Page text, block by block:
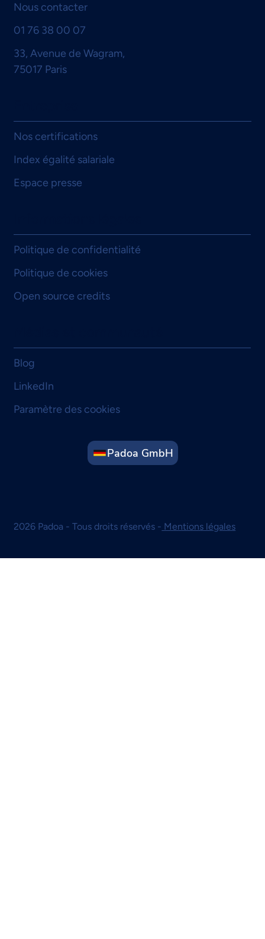
Fiches d’Entreprise sur le terrain :
comment l’Ast74 structure ses pratiques
Nous contacter
01 76 38 00 07
33, Avenue de Wagram,
75017 Paris
Nos certifications
Index égalité salariale
Espace presse
Politique de confidentialité
Politique de cookies
Open source credits
Blog
LinkedIn
Paramètre des cookies
2026 Padoa - Tous droits réservés - Mentions légales
Padoa GmbH